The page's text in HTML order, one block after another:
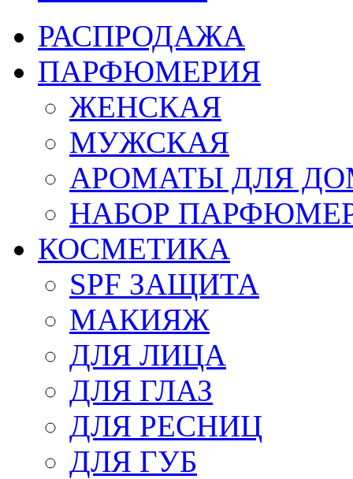
РАСПРОДАЖА
ПАРФЮМЕРИЯ
ЖЕНСКАЯ
МУЖСКАЯ
АРОМАТЫ ДЛЯ
НАБОР
КОСМЕТИКА
SPF ЗАЩИТА
МАКИЯЖ
ДЛЯ ЛИЦА
ДЛЯ ГЛАЗ
ДЛЯ РЕСНИЦ
ДЛЯ ГУБ